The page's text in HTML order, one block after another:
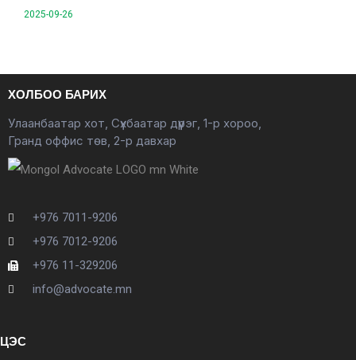
2025-09-26
ХОЛБОО БАРИХ
Улаанбаатар хот, Сүхбаатар дүүрэг, 1-р хороо,
Гранд оффис төв, 2-р давхар
+976 7011-9206
+976 7012-9206
+976 11-329206
info@advocate.mn
ЦЭС